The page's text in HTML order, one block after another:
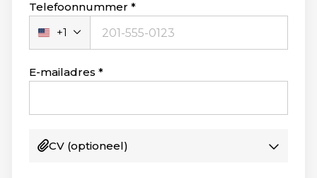
Telefoonnummer
Verenigde
Staten
+1
+1
E-mailadres
CV (optioneel)